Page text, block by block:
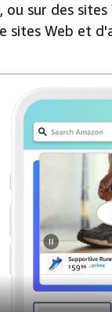
sur des
sites Web et